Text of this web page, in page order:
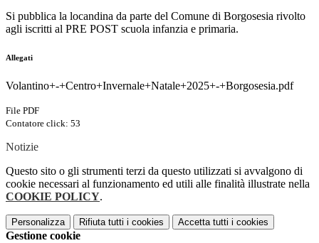
Si pubblica la locandina da parte del Comune di Borgosesia rivolto
agli iscritti al PRE POST scuola infanzia e primaria.
Allegati
Volantino+-+Centro+Invernale+Natale+2025+-+Borgosesia.pdf
File PDF
Contatore click: 53
Notizie
Questo sito o gli strumenti terzi da questo utilizzati si avvalgono di
cookie necessari al funzionamento ed utili alle finalità illustrate nella
COOKIE POLICY.
Personalizza Rifiuta tutti i cookies Accetta tutti i cookies
Gestione cookie